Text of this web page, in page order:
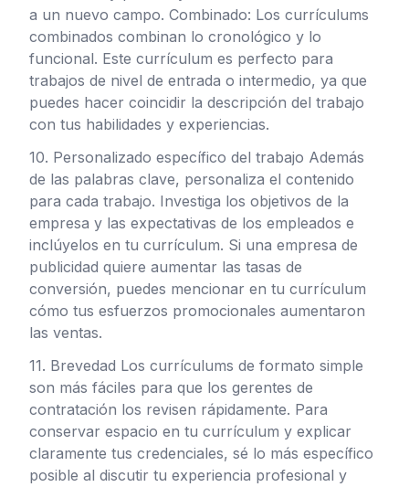
a un nuevo campo. Combinado: Los currículums
combinados combinan lo cronológico y lo
funcional. Este currículum es perfecto para
trabajos de nivel de entrada o intermedio, ya que
puedes hacer coincidir la descripción del trabajo
con tus habilidades y experiencias.
10. Personalizado específico del trabajo Además
de las palabras clave, personaliza el contenido
para cada trabajo. Investiga los objetivos de la
empresa y las expectativas de los empleados e
inclúyelos en tu currículum. Si una empresa de
publicidad quiere aumentar las tasas de
conversión, puedes mencionar en tu currículum
cómo tus esfuerzos promocionales aumentaron
las ventas.
11. Brevedad Los currículums de formato simple
son más fáciles para que los gerentes de
contratación los revisen rápidamente. Para
conservar espacio en tu currículum y explicar
claramente tus credenciales, sé lo más específico
posible al discutir tu experiencia profesional y